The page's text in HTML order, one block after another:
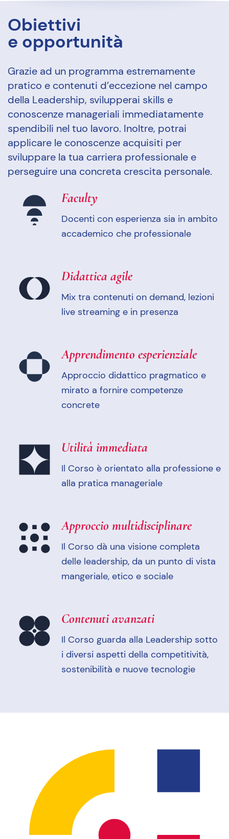
Obiettivi
e opportunità
Grazie ad un programma estremamente
pratico e contenuti d’eccezione nel campo
della Leadership, svilupperai skills e
conoscenze manageriali immediatamente
spendibili nel tuo lavoro. Inoltre, potrai
applicare le conoscenze acquisiti per
sviluppare la tua carriera professionale e
perseguire una concreta crescita personale.
Faculty
Docenti con esperienza sia in ambito
accademico che professionale
Didattica agile
Mix tra contenuti on demand, lezioni
live streaming e in presenza
Apprendimento esperienziale
Approccio didattico pragmatico e
mirato a fornire competenze
concrete
Utilità immediata
Il Corso è orientato alla professione e
alla pratica manageriale
Approccio multidisciplinare
Il Corso dà una visione completa
delle leadership, da un punto di vista
mangeriale, etico e sociale
Contenuti avanzati
Il Corso guarda alla Leadership sotto
i diversi aspetti della competitività,
sostenibilità e nuove tecnologie